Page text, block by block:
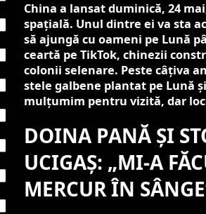
China a lansat duminică, 24
spațială. Unul dintre ei va sta
să ajungă cu oameni pe Lună
ceartă pe TikTok, chinezii
colonii selenare. Peste câțiva
stele galbene plantat pe Lună
mulțumim pentru vizită, dar
DOINA PANĂ ȘI
UCIGAȘ: „MI-A
MERCUR ÎN